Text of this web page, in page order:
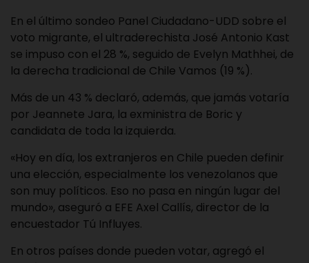
En el último sondeo Panel Ciudadano-UDD sobre el
voto migrante, el ultraderechista José Antonio Kast
se impuso con el 28 %, seguido de Evelyn Mathhei, de
la derecha tradicional de Chile Vamos (19 %).
Más de un 43 % declaró, además, que jamás votaría
por Jeannete Jara, la exministra de Boric y
candidata de toda la izquierda.
«Hoy en día, los extranjeros en Chile pueden definir
una elección, especialmente los venezolanos que
son muy políticos. Eso no pasa en ningún lugar del
mundo», aseguró a EFE Axel Callís, director de la
encuestador Tú Influyes.
En otros países donde pueden votar, agregó el